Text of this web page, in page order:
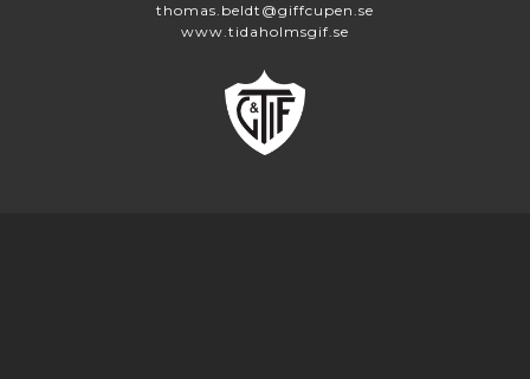
thomas.beldt@giffcupen.se
www.tidaholmsgif.se